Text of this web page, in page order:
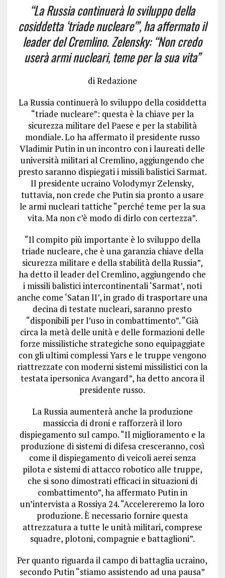
“La Russia continuerà lo sviluppo della
cosiddetta ‘triade nucleare'”, ha affermato il
leader del Cremlino. Zelensky: “Non credo
userà armi nucleari, teme per la sua vita”
di Redazione
La Russia continuerà lo sviluppo della cosiddetta
“triade nucleare”: questa è la chiave per la
sicurezza militare del Paese e per la stabilità
mondiale. Lo ha affermato il presidente russo
Vladimir Putin in un incontro con i laureati delle
università militari al Cremlino, aggiungendo che
presto saranno dispiegati i missili balistici Sarmat.
Il presidente ucraino Volodymyr Zelensky,
tuttavia, non crede che Putin sia pronto a usare
le armi nucleari tattiche “perché teme per la sua
vita. Ma non c’è modo di dirlo con certezza”.
“Il compito più importante è lo sviluppo della
triade nucleare, che è una garanzia chiave della
sicurezza militare e della stabilità della Russia”,
ha detto il leader del Cremlino, aggiungendo che
i missili balistici intercontinentali ‘Sarmat’, noti
anche come ‘Satan II’, in grado di trasportare una
decina di testate nucleari, saranno presto
“disponibili per l’uso in combattimento”. “Già
circa la metà delle unità e delle formazioni delle
forze missilistiche strategiche sono equipaggiate
con gli ultimi complessi Yars e le truppe vengono
riattrezzate con moderni sistemi missilistici con la
testata ipersonica Avangard”, ha detto ancora il
presidente russo.
La Russia aumenterà anche la produzione
massiccia di dronie rafforzerà il loro
dispiegamento sul campo. “Il miglioramento e la
produzione di sistemi di difesa cresceranno, così
come il dispiegamento di veicoli aerei senza
pilota e sistemi di attacco robotico alle truppe,
che si sono dimostrati efficaci in situazioni di
combattimento”, ha affermato Putin in
un’intervista a Rossiya 24. “Accelereremo la loro
produzione. È necessario fornire questa
attrezzatura a tutte le unità militari, comprese
squadre, plotoni, compagnie e battaglioni”.
Per quanto riguarda il campo di battaglia ucraino,
secondo Putin“stiamo assistendo ad una pausa”